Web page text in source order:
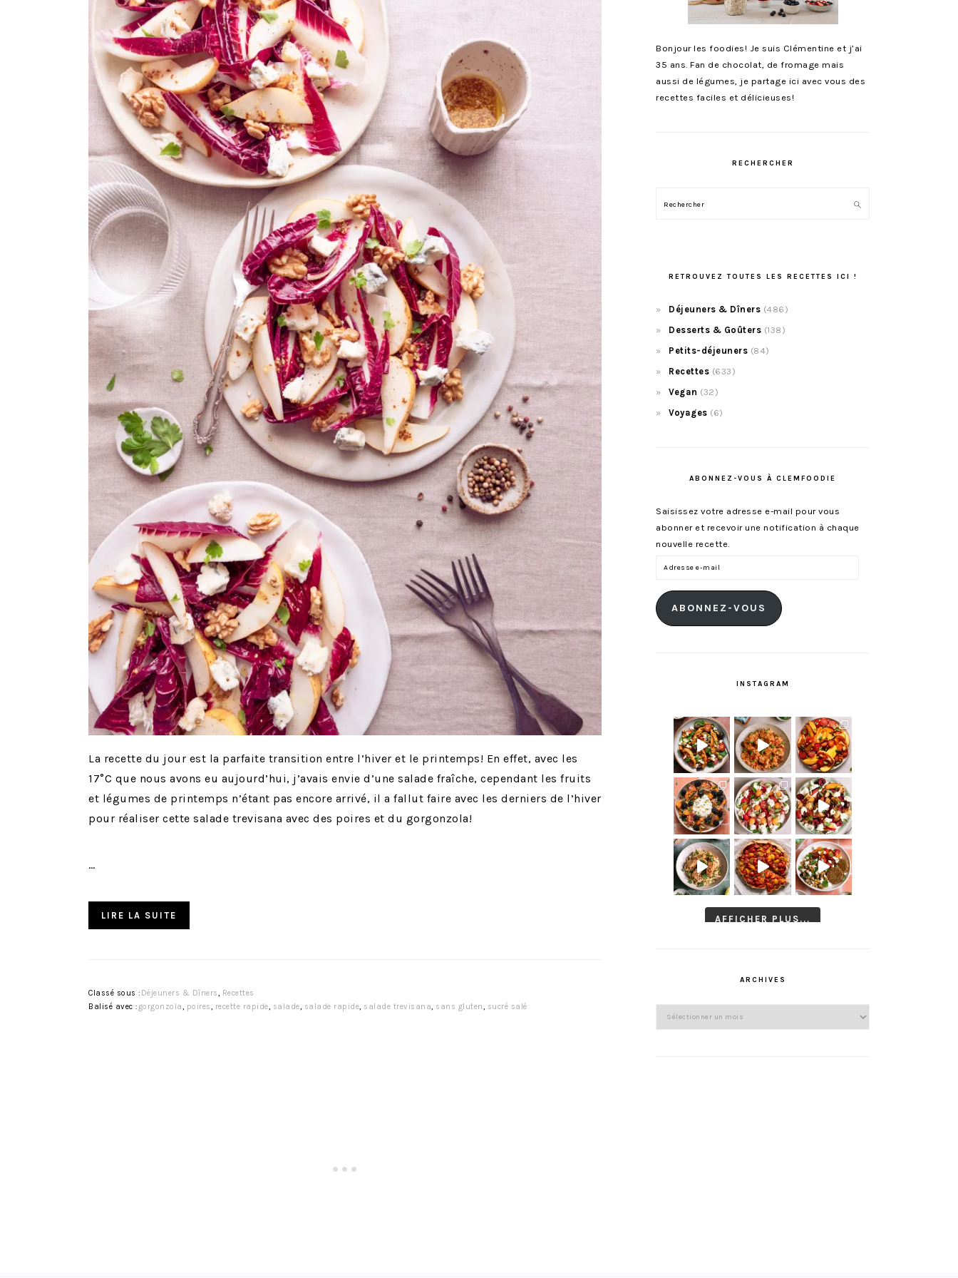
La recette du jour est la parfaite transition entre l’hiver et le printemps! En effet, avec les
17°C que nous avons eu aujourd’hui, j’avais envie d’une salade fraîche, cependant les fruits
et légumes de printemps n’étant pas encore arrivé, il a fallut faire avec les derniers de l’hiver
pour réaliser cette salade trevisana avec des poires et du gorgonzola!
…
LIRE LA SUITE
Classé sous : Déjeuners & Dîners, Recettes
Balisé avec :gorgonzola, poires, recette rapide, salade, salade rapide, salade trevisana, sans gluten, sucré salé
Bonjour les foodies! Je suis Clémentine et j’ai
35 ans. Fan de chocolat, de fromage mais
aussi de légumes, je partage ici avec vous des
recettes faciles et délicieuses!
RECHERCHER
Rechercher
RETROUVEZ TOUTES LES RECETTES ICI !
Déjeuners & Dîners (486)
Desserts & Goûters (138)
Petits-déjeuners (84)
Recettes (633)
Vegan (32)
Voyages (6)
ABONNEZ-VOUS À CLEMFOODIE
Saisissez votre adresse e-mail pour vous
abonner et recevoir une notification à chaque
nouvelle recette.
Adresse
mail
ABONNEZ-VOUS
INSTAGRAM
AFFICHER PLUS...
ARCHIVES
Archives